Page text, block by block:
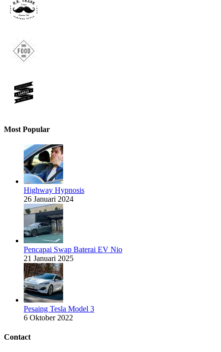
Most Popular
Highway Hypnosis
26 Januari 2024
Pencapai Swap Baterai EV Nio
21 Januari 2025
Pesaing Tesla Model 3
6 Oktober 2022
Contact